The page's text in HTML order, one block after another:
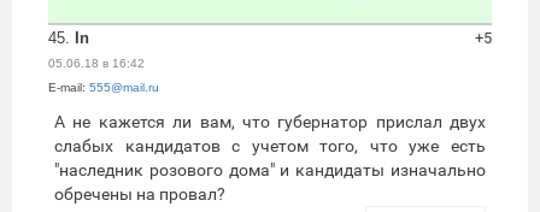
45. In
05.06.18 в 16:42
E-mail: 555@mail.ru
+5
А не кажется ли вам, что губернатор прислал двух
слабых кандидатов с учетом того, что уже есть
"наследник розового дома" и кандидаты изначально
обречены на провал?